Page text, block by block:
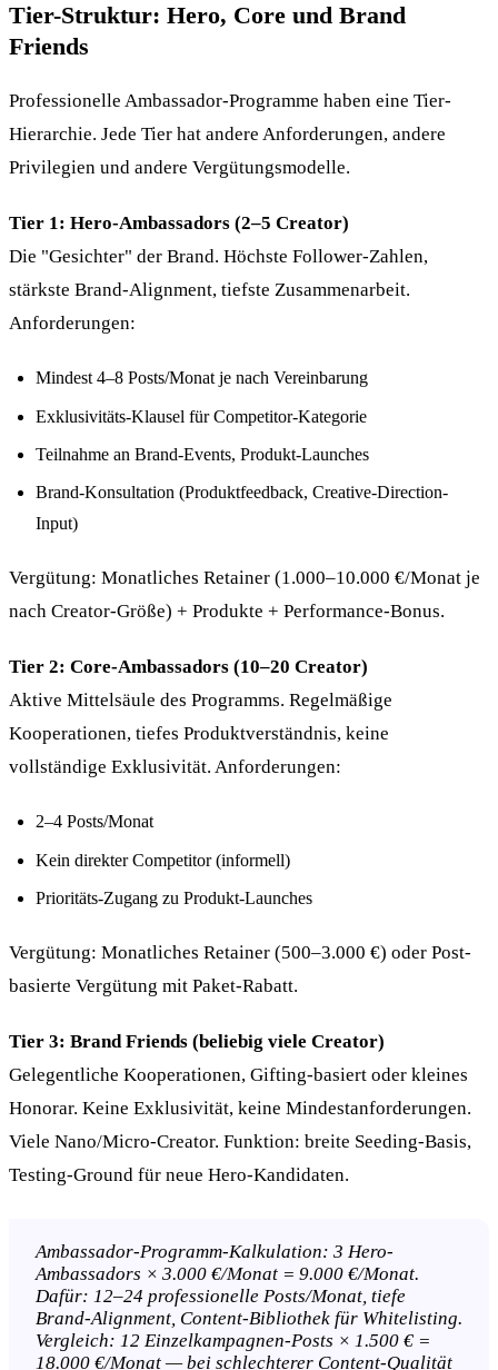
Tier-Struktur: Hero, Core und Brand
Friends
Professionelle Ambassador-Programme haben eine Tier-
Hierarchie. Jede Tier hat andere Anforderungen, andere
Privilegien und andere Vergütungsmodelle.
Tier 1: Hero-Ambassadors (2–5 Creator)
Die "Gesichter" der Brand. Höchste Follower-Zahlen,
stärkste Brand-Alignment, tiefste Zusammenarbeit.
Anforderungen:
Mindest 4–8 Posts/Monat je nach Vereinbarung
Exklusivitäts-Klausel für Competitor-Kategorie
Teilnahme an Brand-Events, Produkt-Launches
Brand-Konsultation (Produktfeedback, Creative-Direction-
Input)
Vergütung: Monatliches Retainer (1.000–10.000 €/Monat je
nach Creator-Größe) + Produkte + Performance-Bonus.
Tier 2: Core-Ambassadors (10–20 Creator)
Aktive Mittelsäule des Programms. Regelmäßige
Kooperationen, tiefes Produktverständnis, keine
vollständige Exklusivität. Anforderungen:
2–4 Posts/Monat
Kein direkter Competitor (informell)
Prioritäts-Zugang zu Produkt-Launches
Vergütung: Monatliches Retainer (500–3.000 €) oder Post-
basierte Vergütung mit Paket-Rabatt.
Tier 3: Brand Friends (beliebig viele Creator)
Gelegentliche Kooperationen, Gifting-basiert oder kleines
Honorar. Keine Exklusivität, keine Mindestanforderungen.
Viele Nano/Micro-Creator. Funktion: breite Seeding-Basis,
Testing-Ground für neue Hero-Kandidaten.
Ambassador-Programm-Kalkulation: 3 Hero-
Ambassadors × 3.000 €/Monat = 9.000 €/Monat.
Dafür: 12–24 professionelle Posts/Monat, tiefe
Brand-Alignment, Content-Bibliothek für Whitelisting.
Vergleich: 12 Einzelkampagnen-Posts × 1.500 € =
18.000 €/Monat — bei schlechterer Content-Qualität